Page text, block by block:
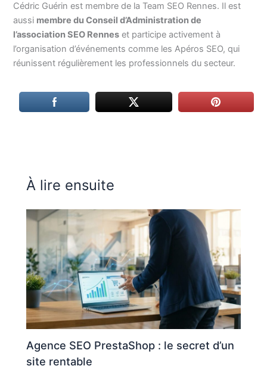
Cédric Guérin est membre de la Team SEO Rennes. Il est
aussi membre du Conseil d’Administration de
l’association SEO Rennes et participe activement à
l’organisation d’événements comme les Apéros SEO, qui
réunissent régulièrement les professionnels du secteur.
À lire ensuite
Agence SEO PrestaShop : le secret d’un
site rentable